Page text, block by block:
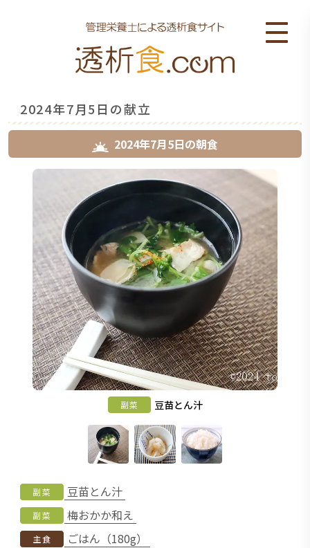
2024年7月5日の献立
2024年7月5日の朝食
副菜 豆苗とん汁
副菜 豆苗とん汁
副菜 梅おかか和え
主食 ごはん（180g）